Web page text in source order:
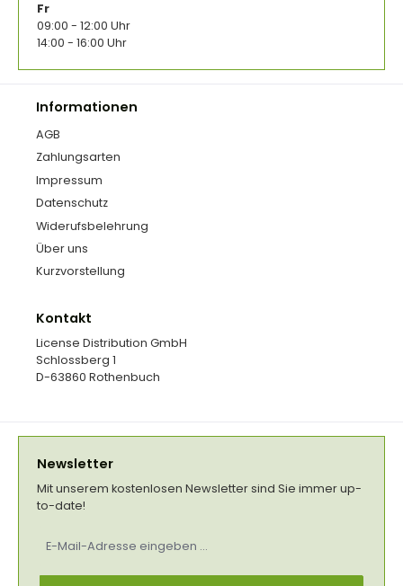
Fr
09:00 - 12:00 Uhr
14:00 - 16:00 Uhr
Informationen
AGB
Zahlungsarten
Impressum
Datenschutz
Widerufsbelehrung
Über uns
Kurzvorstellung
Kontakt
License Distribution GmbH
Schlossberg 1
D-63860 Rothenbuch
Newsletter
Mit unserem kostenlosen Newsletter sind Sie immer up-
to-date!
Mail-